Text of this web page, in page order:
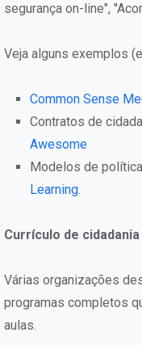
segurança on-line",
Veja alguns exemplos
Common Sense
Contratos de
Awesome
Modelos de
Learning.
Currículo de
Várias organizações
programas completos
aulas.